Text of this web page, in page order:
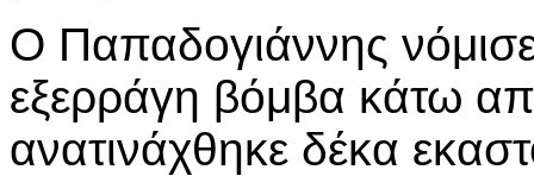
Ο Παπαδογιάννης
εξερράγη βόμβα κάτω
ανατινάχθηκε δέκα